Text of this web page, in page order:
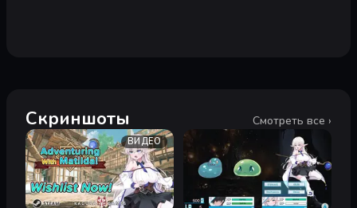
Скриншоты Смотреть все ›
ВИДЕО